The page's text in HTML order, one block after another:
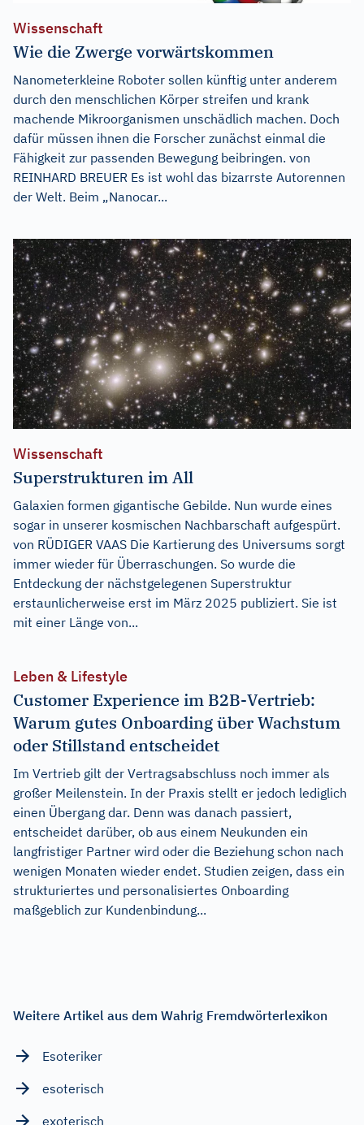
Wissenschaft
Wie die Zwerge vorwärtskommen
Nanometerkleine Roboter sollen künftig unter anderem
durch den menschlichen Körper streifen und krank
machende Mikroorganismen unschädlich machen. Doch
dafür müssen ihnen die Forscher zunächst einmal die
Fähigkeit zur passenden Bewegung beibringen. von
REINHARD BREUER Es ist wohl das bizarrste Autorennen
der Welt. Beim „Nanocar...
Wissenschaft
Superstrukturen im All
Galaxien formen gigantische Gebilde. Nun wurde eines
sogar in unserer kosmischen Nachbarschaft aufgespürt.
von RÜDIGER VAAS Die Kartierung des Universums sorgt
immer wieder für Überraschungen. So wurde die
Entdeckung der nächstgelegenen Superstruktur
erstaunlicherweise erst im März 2025 publiziert. Sie ist
mit einer Länge von...
Leben & Lifestyle
Customer Experience im B2B-Vertrieb:
Warum gutes Onboarding über Wachstum
oder Stillstand entscheidet
Im Vertrieb gilt der Vertragsabschluss noch immer als
großer Meilenstein. In der Praxis stellt er jedoch lediglich
einen Übergang dar. Denn was danach passiert,
entscheidet darüber, ob aus einem Neukunden ein
langfristiger Partner wird oder die Beziehung schon nach
wenigen Monaten wieder endet. Studien zeigen, dass ein
strukturiertes und personalisiertes Onboarding
maßgeblich zur Kundenbindung...
Weitere Artikel aus dem Wahrig Fremdwörterlexikon
Esoteriker
esoterisch
exoterisch